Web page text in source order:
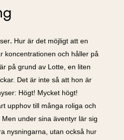
. Hur är det möjligt att en
koncentrationen och håller på
på grund av Lotte, en liten
Det är inte så att hon är
Högt! Mycket högt!
upphov till många roliga och
under sina äventyr lär sig
nysningarna, utan också hur